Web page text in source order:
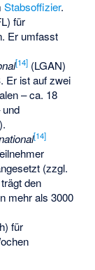
Stabsoffizier.
für
Er umfasst
[14](LGAN)
Er ist auf zwei
– ca. 18
[14]
(zzgl.
den
mehr als 3000
für